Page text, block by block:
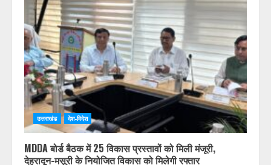
उत्तराखंड देश-विदेश
MDDA बोर्ड बैठक में 25 विकास प्रस्तावों को मिली मंजूरी,
देहरादून-मसूरी के नियोजित विकास को मिलेगी रफ्तार